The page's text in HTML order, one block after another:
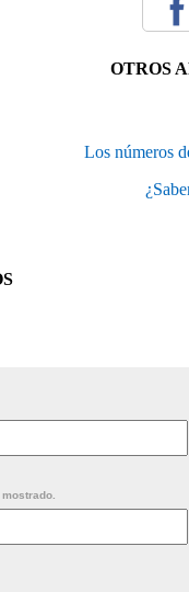
OTROS
Los números